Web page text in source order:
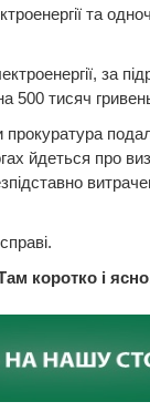
та
за
500 тисяч
йдеться про
коротко і